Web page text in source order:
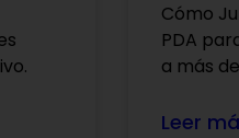
Cómo
PDA
a más
Leer